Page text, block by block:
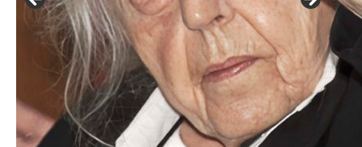
František Skála - film Veřejný prostor